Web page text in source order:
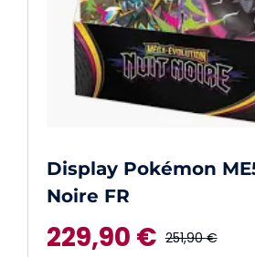
Display Pokémon
Noire FR
251,90€
229,90 €